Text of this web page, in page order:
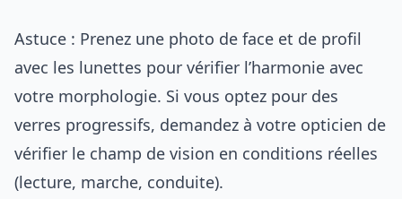
Astuce : Prenez une photo de face et de profil
avec les lunettes pour vérifier l’harmonie avec
votre morphologie. Si vous optez pour des
verres progressifs, demandez à votre opticien de
vérifier le champ de vision en conditions réelles
(lecture, marche, conduite).